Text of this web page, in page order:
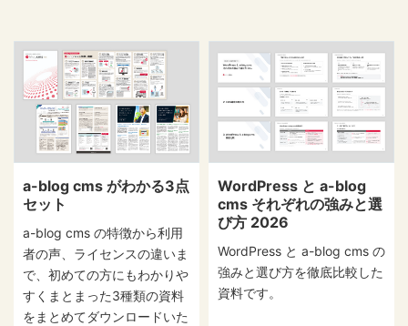
a-blog cms がわかる3点
セット
a-blog cms の特徴から利用
者の声、ライセンスの違いま
で、初めての方にもわかりや
すくまとまった3種類の資料
をまとめてダウンロードいた
WordPress と a-blog
cms それぞれの強みと選
び方 2026
WordPress と a-blog cms の
強みと選び方を徹底比較した
資料です。